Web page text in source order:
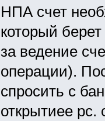
НПА счет
который
за ведение
операции).
спросить с
открытиее рс.